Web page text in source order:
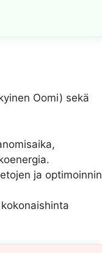
Oomi) sekä
ja optimoinnin